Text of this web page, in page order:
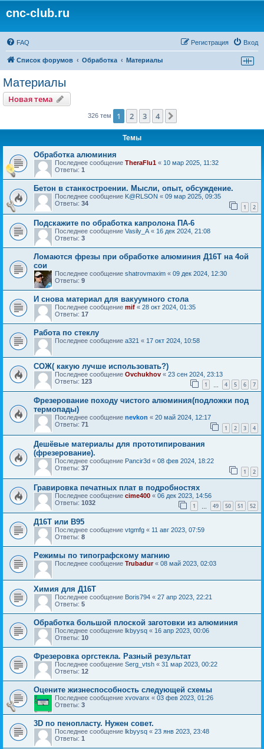
cnc-club.ru
FAQ Вход
Регистрация
Список форумов Обработка Материалы
Материалы
Новая тема
326 тем 1 2 3 4
Темы
Обработка алюминия
Последнее сообщение TheraFlu1 « 10 мар 2025, 11:32
Ответы: 1
Бетон в станкостроении. Мысли, опыт, обсуждение.
Последнее сообщение K@RLSON « 09 мар 2025, 09:35
Ответы: 34 1 2
Подскажите по обработка капролона ПА-6
Последнее сообщение Vasily_A « 16 дек 2024, 21:08
Ответы: 3
Ломаются фрезы при обработке алюминия Д16Т на 4ой
сои
Последнее сообщение shatrovmaxim « 09 дек 2024, 12:30
Ответы: 9
И снова материал для вакуумного стола
Последнее сообщение mif « 28 окт 2024, 01:35
Ответы: 17
Работа по стеклу
Последнее сообщение a321 « 17 окт 2024, 10:58
COЖ( какую лучше использовать?)
Последнее сообщение Ovchukhov « 23 сен 2024, 23:13
Ответы: 123 1 4 5 6 7
Фрезерование походу чистого алюминия(подложки под
термопады)
Последнее сообщение nevkon « 20 май 2024, 12:17
Ответы: 71 1 2 3 4
Дешёвые материалы для прототипирования
(фрезерование).
Последнее сообщение Pancir3d « 08 фев 2024, 18:22
Ответы: 37 1 2
Гравировка печатных плат в подробностях
Последнее сообщение cime400 « 06 дек 2023, 14:56
Ответы: 1032 1 49 50 51 52
Д16Т или В95
Последнее сообщение vtgmfg « 11 авг 2023, 07:59
Ответы: 8
Режимы по типографскому магнию
Последнее сообщение Trubadur« 08 май 2023, 02:03
Химия для Д16Т
Последнее сообщение Boris794 « 27 апр 2023, 22:21
Ответы: 5
Обработка большой плоской заготовки из алюминия
Последнее сообщение lkbyysq « 16 апр 2023, 00:06
Ответы: 10
Фрезеровка оргстекла. Разный результат
Последнее сообщение Serg_vtsh « 31 мар 2023, 00:22
Ответы: 12
Оцените жизнеспособность следующей схемы
Последнее сообщение xvovanx « 03 фев 2023, 01:26
Ответы: 3
3D по пенопласту. Нужен совет.
Последнее сообщение lkbyysq « 23 янв 2023, 23:48
Ответы: 1